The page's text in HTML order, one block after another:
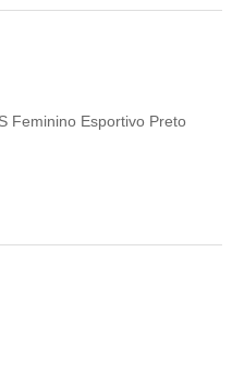
Feminino Esportivo Preto